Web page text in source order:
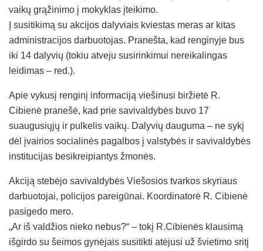
vaikų grąžinimo į mokyklas įteikimo.
Į susitikimą su akcijos dalyviais kviestas meras ar kitas
administracijos darbuotojas. Pranešta, kad renginyje bus
iki 14 dalyvių (tokiu atveju susirinkimui nereikalingas
leidimas – red.).
Apie vykusį renginį informaciją viešinusi biržietė R.
Cibienė pranešė, kad prie savivaldybės buvo 17
suaugusiųjų ir pulkelis vaikų. Dalyvių dauguma – ne sykį
dėl įvairios socialinės pagalbos į valstybės ir savivaldybės
institucijas besikreipiantys žmonės.
Akciją stebėjo savivaldybės Viešosios tvarkos skyriaus
darbuotojai, policijos pareigūnai. Koordinatorė R. Cibienė
pasigedo mero.
„Ar iš valdžios nieko nebus?“ – tokį R.Cibienės klausimą
išgirdo su šeimos gynėjais susitikti atėjusi už švietimo sritį